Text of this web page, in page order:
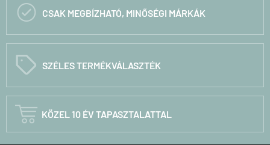
 CSAK MEGBÍZHATÓ, MINŐSÉGI MÁRKÁK
C SZÉLES TERMÉKVÁLASZTÉK
 KÖZEL 10 ÉV TAPASZTALATTAL